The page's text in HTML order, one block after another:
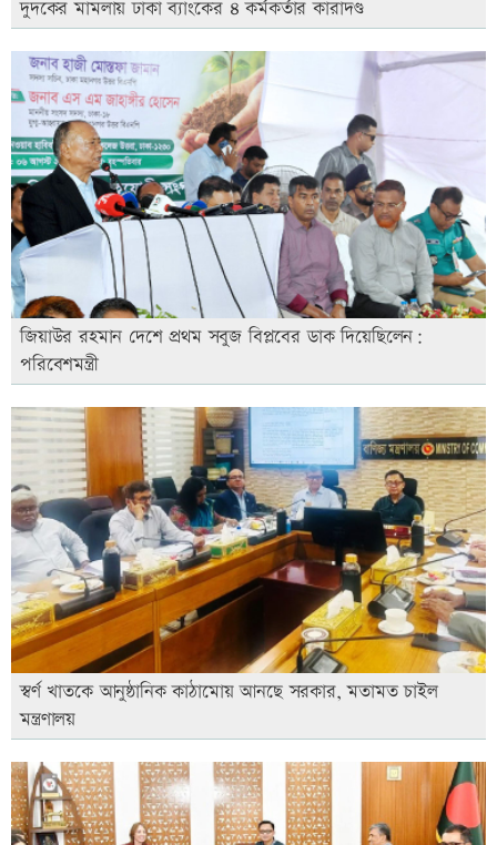
দুদকের মামলায় ঢাকা ব্যাংকের ৪ কর্মকর্তার কারাদণ্ড
জিয়াউর রহমান দেশে প্রথম সবুজ বিপ্লবের ডাক দিয়েছিলেন:
পরিবেশমন্ত্রী
স্বর্ণ খাতকে আনুষ্ঠানিক কাঠামোয় আনছে সরকার, মতামত চাইল
মন্ত্রণালয়